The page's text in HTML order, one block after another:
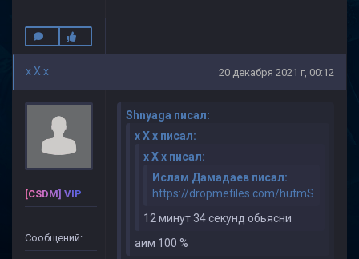
x X x 20 декабря 2021 г, 00:12
[CSDM] VIP
Сообщений: 499
Shnyaga писал:
x X x писал:
x X x писал:
Ислам Дамадаев писал:
https://dropmefiles.com/hutmS
12 минут 34 секунд обьясни
аим 100 %